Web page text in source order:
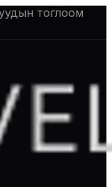
тоглоом